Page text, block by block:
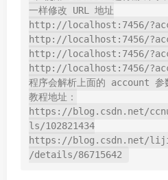
一样修改 URL 地址
http://localhost:7456/
http://localhost:7456/
http://localhost:7456/
http://localhost:7456/
程序会解析上面的 account 参
教程地址：
https://blog.csdn.net/
ls/102821434
https://blog.csdn.net/
/details/86715642